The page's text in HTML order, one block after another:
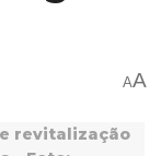
AA